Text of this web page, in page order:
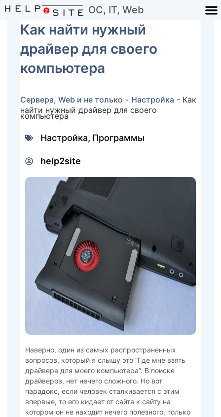
ОС, IT, Web
Как найти нужный
драйвер для своего
компьютера
Сервера, Web и не только - Настройка - Как
найти нужный драйвер для своего
компьютера
Настройка, Программы
help2site
Наверно, один из самых распространенных
вопросов, который я слышу это “Где мне взять
драйвера для моего компьютера”. В поиске
драйверов, нет нечего сложного. Но вот
парадокс, если человек сталкивается с этим
впервые, то его кидает от сайта к сайту на
котором он не находит нечего полезного, только